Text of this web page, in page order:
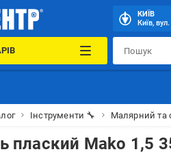
КИЇВ
Київ,
Інструменти 🔧 Малярний та
плаский Mako 1,5